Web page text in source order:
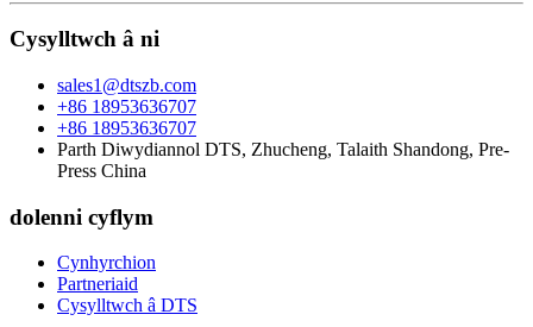
Cysylltwch â ni
sales1@dtszb.com
+86 18953636707
+86 18953636707
Parth Diwydiannol DTS, Zhucheng, Talaith Shandong, Pre-
Press China
dolenni cyflym
Cynhyrchion
Partneriaid
Cysylltwch â DTS